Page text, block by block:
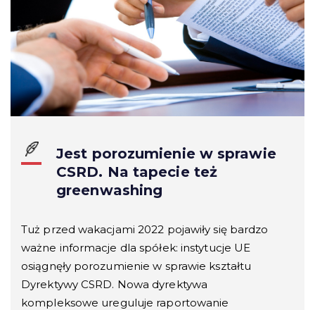
Jest porozumienie w sprawie
CSRD. Na tapecie też
greenwashing
Tuż przed wakacjami 2022 pojawiły się bardzo
ważne informacje dla spółek: instytucje UE
osiągnęły porozumienie w sprawie kształtu
Dyrektywy CSRD. Nowa dyrektywa
kompleksowe ureguluje raportowanie